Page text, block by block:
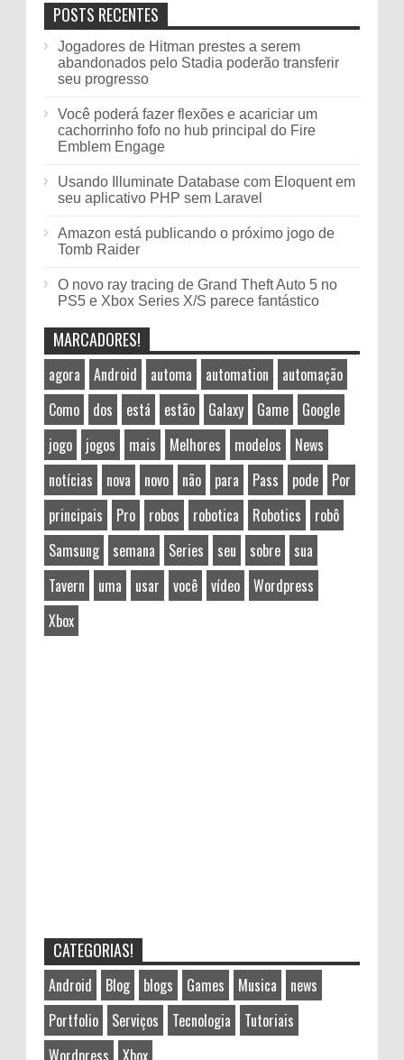
POSTS RECENTES
Jogadores de Hitman prestes a serem
abandonados pelo Stadia poderão transferir
seu progresso
Você poderá fazer flexões e acariciar um
cachorrinho fofo no hub principal do Fire
Emblem Engage
Usando Illuminate Database com Eloquent em
seu aplicativo PHP sem Laravel
Amazon está publicando o próximo jogo de
Tomb Raider
O novo ray tracing de Grand Theft Auto 5 no
PS5 e Xbox Series X/S parece fantástico
MARCADORES!
agora Android automa automation
automação
Como
dos está estão Galaxy Game
Google
jogo
jogos mais Melhores modelos
News
notícias
nova novo não para Pass pode
Por
principais
Pro robos robotica Robotics
robô
Samsung
semana Series seu sobre
sua
Tavern
uma usar você vídeo
Wordpress
Xbox
CATEGORIAS!
Android Blog blogs Games Musica
news
Portfolio
Serviços Tecnologia
Tutoriais